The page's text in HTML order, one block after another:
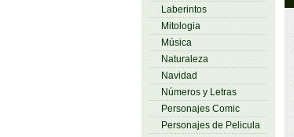
Laberintos
Mitologia
Música
Naturaleza
Navidad
Números y Letras
Personajes Comic
Personajes de Pelicula